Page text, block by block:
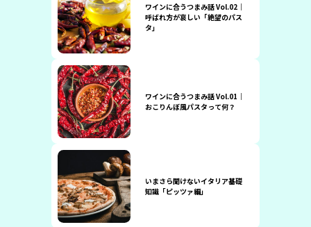
ワインに合うつまみ話 Vol.02｜
呼ばれ方が哀しい「絶望のパス
タ」
ワインに合うつまみ話 Vol.01｜
おこりんぼ風パスタって何？
いまさら聞けないイタリア基礎
知識「ピッツァ編」